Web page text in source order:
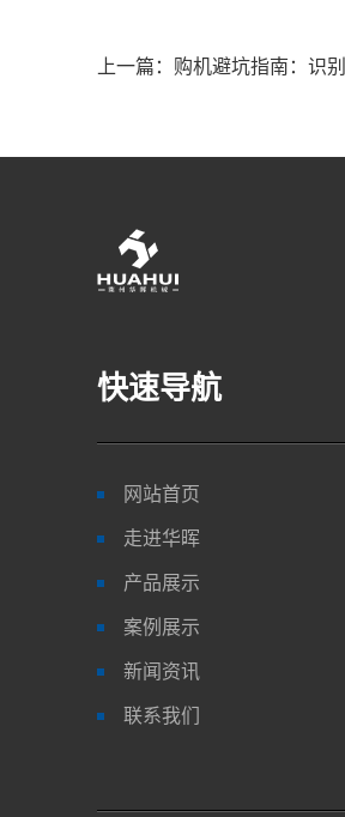
上一篇：购机避坑指南：识
快速导航
网站首页
走进华晖
产品展示
案例展示
新闻资讯
联系我们